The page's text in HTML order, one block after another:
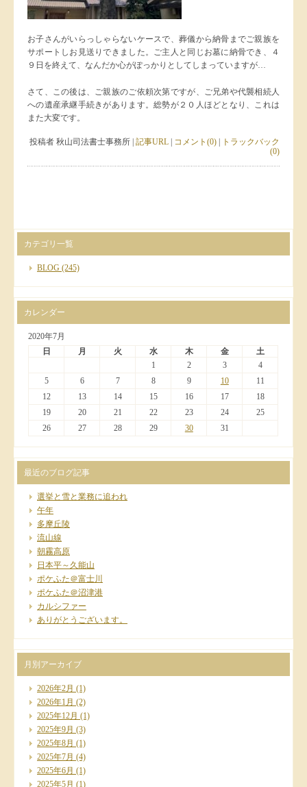
お子さんがいらっしゃらないケースで、葬儀から納骨までご親族を
サポートしお見送りできました。ご主人と同じお墓に納骨でき、４
９日を終えて、なんだか心がぽっかりとしてしまっていますが…
さて、この後は、ご親族のご依頼次第ですが、ご兄弟や代襲相続人
への遺産承継手続きがあります。総勢が２０人ほどとなり、これは
また大変です。
投稿者 秋山司法書士事務所 | 記事URL コメント(0)
トラックバック
(0)
カテゴリ一覧
BLOG (245)
カレンダー
2020年7月
日
月 火 水 木 金
土
1
2 3
4
5
6 7 8 9 10
11
12
13 14 15 16 17
18
19
20 21 22 23 24
25
26
27 28 29 30 31
最近のブログ記事
選挙と雪と業務に追われ
午年
多摩丘陵
流山線
朝霧高原
日本平～久能山
ポケふた＠富士川
ポケふた＠沼津港
カルシファー
ありがとうございます。
月別アーカイブ
2026年2月 (1)
2026年1月 (2)
2025年12月 (1)
2025年9月 (3)
2025年8月 (1)
2025年7月 (4)
2025年6月 (1)
2025年5月 (1)